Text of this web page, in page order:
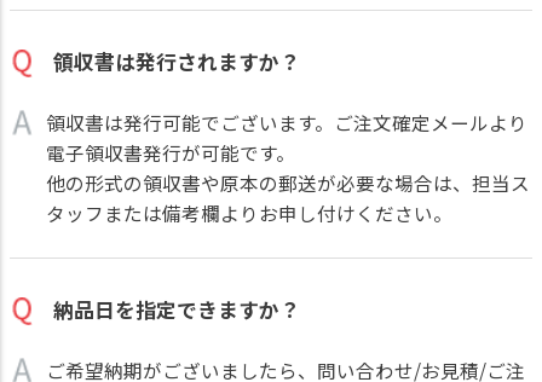
領収書は発行されますか？
領収書は発行可能でございます。ご注文確定メールより
電子領収書発行が可能です。
他の形式の領収書や原本の郵送が必要な場合は、担当ス
タッフまたは備考欄よりお申し付けください。
納品日を指定できますか？
ご希望納期がございましたら、問い合わせ/お見積/ご注